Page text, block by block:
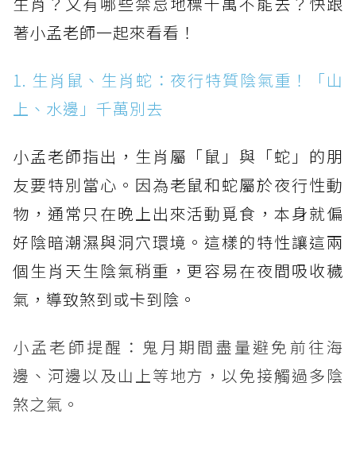
著小孟老師一起來看看！
1. 生肖鼠、生肖蛇：夜行特質陰氣重！「山
上、水邊」千萬別去
小孟老師指出，生肖屬「鼠」與「蛇」的朋
友要特別當心。因為老鼠和蛇屬於夜行性動
物，通常只在晚上出來活動覓食，本身就偏
好陰暗潮濕與洞穴環境。這樣的特性讓這兩
個生肖天生陰氣稍重，更容易在夜間吸收穢
氣，導致煞到或卡到陰。
小孟老師提醒：鬼月期間盡量避免前往海
邊、河邊以及山上等地方，以免接觸過多陰
煞之氣。